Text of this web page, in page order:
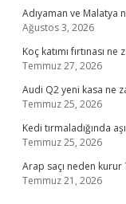
Adıyaman ve Malatya
Ağustos 3, 2026
Koç katımı fırtınası
Temmuz 27, 2026
Audi Q2 yeni kasa ne
Temmuz 25, 2026
Kedi tırmaladığında
Temmuz 25, 2026
Arap saçı neden kurur
Temmuz 21, 2026